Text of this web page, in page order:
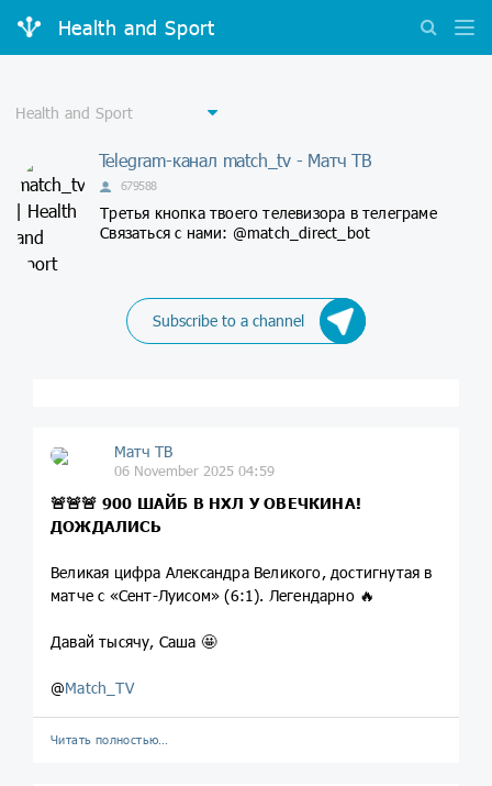
Health and Sport
Telegram-канал match_tv - Матч ТВ
679588
Третья кнопка твоего телевизора в телеграме
Связаться с нами: @match_direct_bot
Subscribe to a channel
Матч ТВ
06 November 2025 04:59
🚨🚨🚨 900 ШАЙБ В НХЛ У ОВЕЧКИНА!
ДОЖДАЛИСЬ
Великая цифра Александра Великого, достигнутая в
матче с «Сент-Луисом» (6:1). Легендарно 🔥
Давай тысячу, Саша 🤩
@Match_TV
Читать полностью…